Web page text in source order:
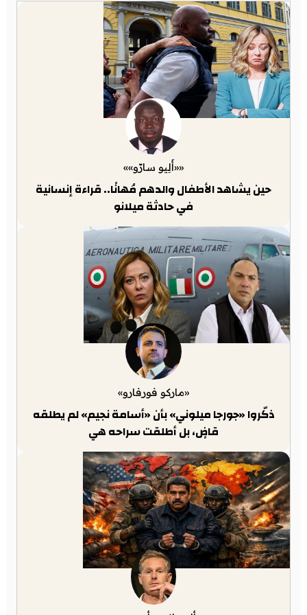
««أَلِيو سارّو»»
حين يشاهد الأطفال والدهم مُهانًا.. قراءة إنسانية
في حادثة ميلانو
«ماركو فورفارو»
ذكّروا «جورجا ميلوني» بأن «أسامة نجيم» لم يطلقه
قاضٍ، بل أطلقت سراحه هي